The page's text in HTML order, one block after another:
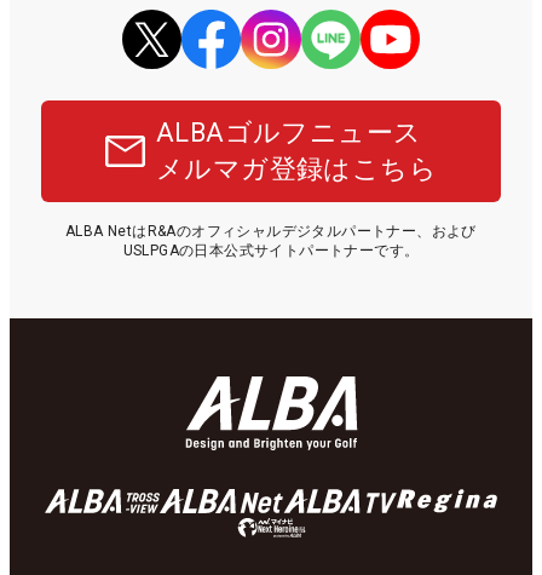
ALBAゴルフニュース
メルマガ登録はこちら
ALBA NetはR&Aのオフィシャルデジタルパートナー、および
USLPGAの日本公式サイトパートナーです。